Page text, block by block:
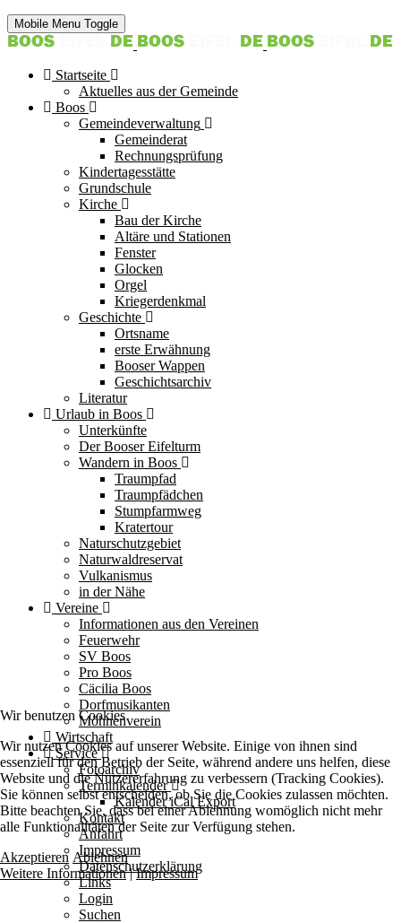
Mobile Menu Toggle
Startseite
Aktuelles aus der Gemeinde
Boos
Gemeindeverwaltung
Gemeinderat
Rechnungsprüfung
Kindertagesstätte
Grundschule
Kirche
Bau der Kirche
Altäre und Stationen
Fenster
Glocken
Orgel
Kriegerdenkmal
Geschichte
Ortsname
erste Erwähnung
Booser Wappen
Geschichtsarchiv
Literatur
Urlaub in Boos
Unterkünfte
Der Booser Eifelturm
Wandern in Boos
Traumpfad
Traumpfädchen
Stumpfarmweg
Kratertour
Naturschutzgebiet
Naturwaldreservat
Vulkanismus
in der Nähe
Vereine
Informationen aus den Vereinen
Feuerwehr
SV Boos
Pro Boos
Cäcilia Boos
Dorfmusikanten
Möhnenverein
Wirtschaft
Service
Fotoarchiv
Terminkalender
Kalender iCal Export
Kontakt
Anfahrt
Impressum
Datenschutzerklärung
Links
Login
Suchen
Wir benutzen Cookies
Wir nutzen Cookies auf unserer Website. Einige von ihnen sind
essenziell für den Betrieb der Seite, während andere uns helfen, diese
Website und die Nutzererfahrung zu verbessern (Tracking Cookies).
Sie können selbst entscheiden, ob Sie die Cookies zulassen möchten.
Bitte beachten Sie, dass bei einer Ablehnung womöglich nicht mehr
alle Funktionalitäten der Seite zur Verfügung stehen.
Akzeptieren Ablehnen
Weitere Informationen|Impressum